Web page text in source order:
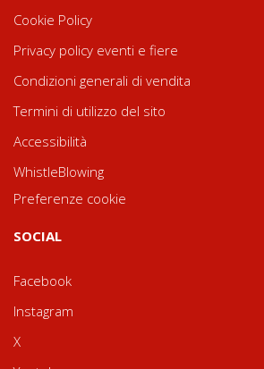
Cookie Policy
Privacy policy eventi e fiere
Condizioni generali di vendita
Termini di utilizzo del sito
Accessibilità
WhistleBlowing
Preferenze cookie
SOCIAL
Facebook
Instagram
X